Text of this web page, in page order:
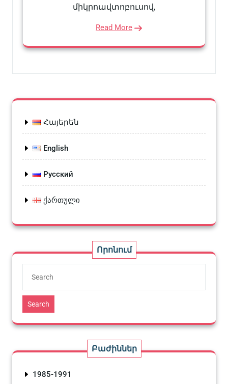
միկրոավտոբուսով,
Read More
Հայերեն
English
Русский
ქართული
Որոնում
Search
Բաժիններ
1985-1991